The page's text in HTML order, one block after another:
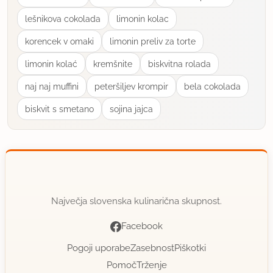
13.10.2009 ob 13:35
50 dag rozin...a ni to mal preveč?
uporabno
breskva
26.9.2016 ob 11:46
lešnikova cokolada limonin kolac
korencek v omaki limonin preliv za torte
limonin kolać kremšnite biskvitna rolada
naj naj muffini peteršiljev krompir bela cokolada
biskvit s smetano sojina jajca
Največja slovenska kulinarična skupnost.
Facebook
Pogoji uporabeZasebnostPiškotki
PomočTrženje